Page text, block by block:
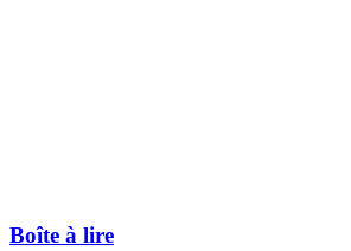
Boîte à lire